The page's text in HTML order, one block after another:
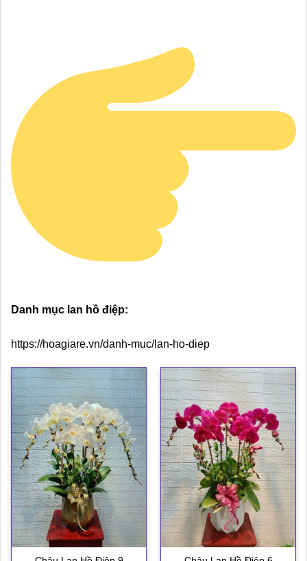
Danh mục lan hồ điệp:
https://hoagiare.vn/danh-muc/lan-ho-diep